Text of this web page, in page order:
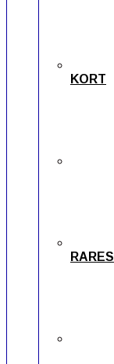
KORT
RARES